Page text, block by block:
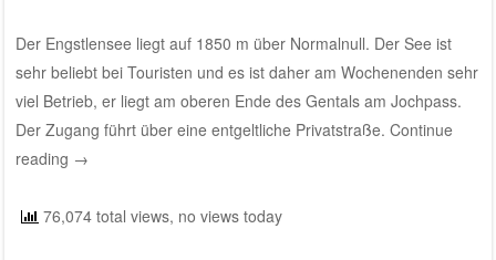
Der Engstlensee liegt auf 1850 m über Normalnull. Der See ist
sehr beliebt bei Touristen und es ist daher am Wochenenden sehr
viel Betrieb, er liegt am oberen Ende des Gentals am Jochpass.
Der Zugang führt über eine entgeltliche Privatstraße. Continue
reading →
76,074 total views, no views today